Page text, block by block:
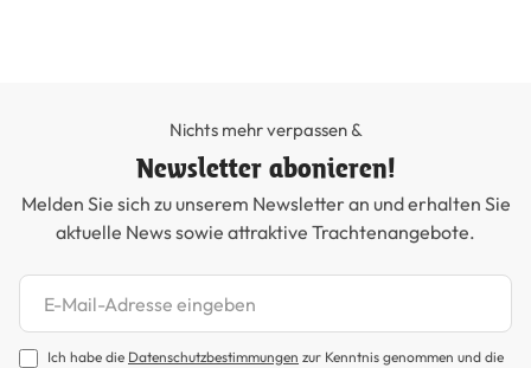
Nichts mehr verpassen &
Newsletter abonieren!
Melden Sie sich zu unserem Newsletter an und erhalten Sie
aktuelle News sowie attraktive Trachtenangebote.
Newsletter abonnieren
Ich habe die Datenschutzbestimmungen zur Kenntnis genommen und die